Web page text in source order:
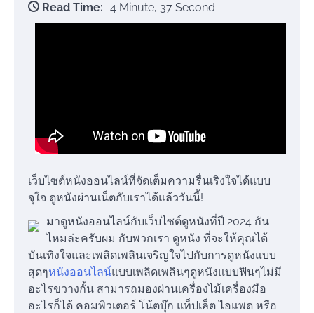
Read Time: 4 Minute, 37 Second
เว็บไซต์หนังออนไลน์ที่จัดเต็มความรื่นเริงใจได้แบบ
จุใจ ดูหนังผ่านเน็ตกับเราได้แล้ววันนี้!
มาดูหนังออนไลน์กับเว็บไซต์ดูหนังที่ปี 2024 กัน
ไหมล่ะครับผม กับพวกเรา ดูหนัง ที่จะให้คุณได้
บันเทิงใจและเพลิดเพลินเจริญใจไปกับการดูหนังแบบ
สุดๆหนังออนไลน์แบบเพลิดเพลินๆดูหนังแบบฟินๆไม่มี
อะไรขวางกั้น สามารถมองผ่านเครื่องไม้เครื่องมือ
อะไรก็ได้ คอมพิวเตอร์ โน้ตบุ๊ก แท็ปเล็ต ไอแพด หรือ